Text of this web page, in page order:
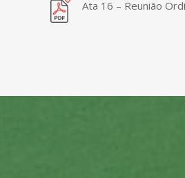
Ata 16 – Reunião